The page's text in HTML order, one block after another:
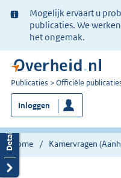
Ter
informatie:
Mogelijk ervaart u
publicaties. We
het ongemak.
U
bent
nu
hier:
Publicaties Officiële
Inloggen
Home Kamervragen